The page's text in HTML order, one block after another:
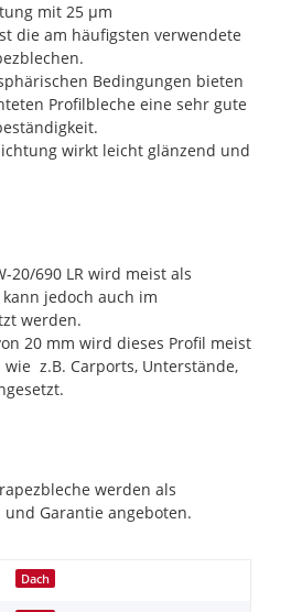
mit 25 µm
die am häufigsten verwendete
Bedingungen bieten
Profilbleche eine sehr gute
wirkt leicht glänzend und
20/690 LR wird meist als
jedoch auch im
werden.
20 mm wird dieses Profil meist
z.B. Carports, Unterstände,
werden als
Garantie angeboten.
Dach